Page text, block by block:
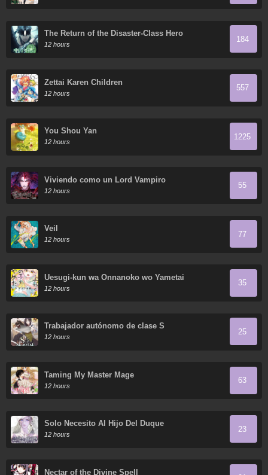
The Return of the Disaster-Class Hero
12 hours
184
Zettai Karen Children
12 hours
557
You Shou Yan
12 hours
1225
Viviendo como un Lord Vampiro
12 hours
55
Veil
12 hours
77
Uesugi-kun wa Onnanoko wo Yametai
12 hours
35
Trabajador autónomo de clase S
12 hours
25
Taming My Master Mage
12 hours
63
Solo Necesito Al Hijo Del Duque
12 hours
23
Nectar of the Divine Spell